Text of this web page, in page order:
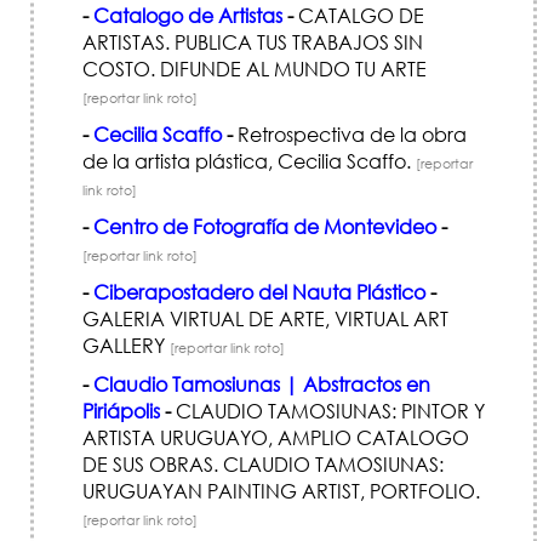
-Catalogo de Artistas-CATALGO DE
ARTISTAS. PUBLICA TUS TRABAJOS SIN
COSTO. DIFUNDE AL MUNDO TU ARTE
[reportar link roto]
-Cecilia Scaffo-Retrospectiva de la obra
de la artista plástica, Cecilia Scaffo. [reportar
link roto]
-Centro de Fotografía de Montevideo-
[reportar link roto]
-Ciberapostadero del Nauta Plástico-
GALERIA VIRTUAL DE ARTE, VIRTUAL ART
GALLERY [reportar link roto]
-Claudio Tamosiunas | Abstractos en
Piriápolis-CLAUDIO TAMOSIUNAS: PINTOR Y
ARTISTA URUGUAYO, AMPLIO CATALOGO
DE SUS OBRAS. CLAUDIO TAMOSIUNAS:
URUGUAYAN PAINTING ARTIST, PORTFOLIO.
[reportar link roto]